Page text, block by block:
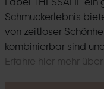
Label THESSALIE
Schmuckerlebnis
von zeitloser
kombinierbar sind
Erfahre hier mehr über